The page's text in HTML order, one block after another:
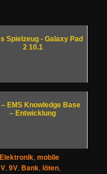
Spielzeug - Galaxy Pad
2 10.1
– EMS Knowledge Base
– Entwicklung
Elektronik,mobile
,9V, Bank,löten,